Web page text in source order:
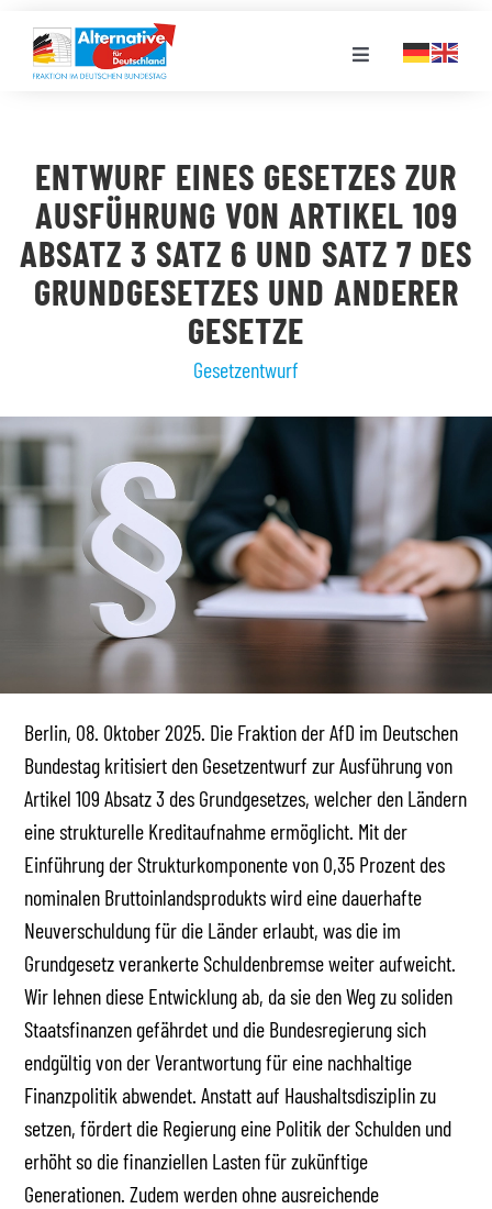
Inhalt
springen
Toggle
LANDESGRUPPEN
VERANSTALTUNGEN
STELLENPORTAL
MEDIATHEK
ENTWURF EINES GESETZES ZUR
AUSFÜHRUNG VON ARTIKEL 109
ABSATZ 3 SATZ 6 UND SATZ 7 DES
GRUNDGESETZES UND ANDERER
GESETZE
Gesetzentwurf
Berlin, 08. Oktober 2025. Die Fraktion der AfD im Deutschen
Bundestag kritisiert den Gesetzentwurf zur Ausführung von
Artikel 109 Absatz 3 des Grundgesetzes, welcher den Ländern
eine strukturelle Kreditaufnahme ermöglicht. Mit der
Einführung der Strukturkomponente von 0,35 Prozent des
nominalen Bruttoinlandsprodukts wird eine dauerhafte
Neuverschuldung für die Länder erlaubt, was die im
Grundgesetz verankerte Schuldenbremse weiter aufweicht.
Wir lehnen diese Entwicklung ab, da sie den Weg zu soliden
Staatsfinanzen gefährdet und die Bundesregierung sich
endgültig von der Verantwortung für eine nachhaltige
Finanzpolitik abwendet. Anstatt auf Haushaltsdisziplin zu
setzen, fördert die Regierung eine Politik der Schulden und
erhöht so die finanziellen Lasten für zukünftige
Generationen. Zudem werden ohne ausreichende